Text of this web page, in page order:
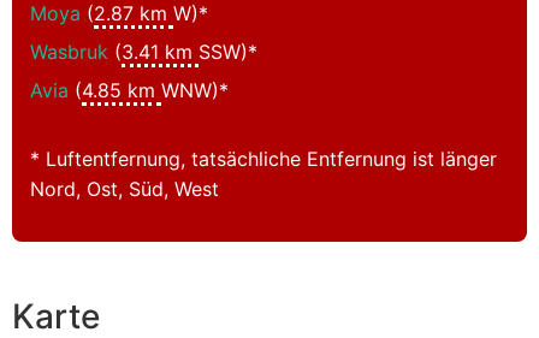
Moya (2.87 km W)*
Wasbruk (3.41 km SSW)*
Avia (4.85 km WNW)*
* Luftentfernung, tatsächliche Entfernung ist länger
Nord, Ost, Süd, West
Karte